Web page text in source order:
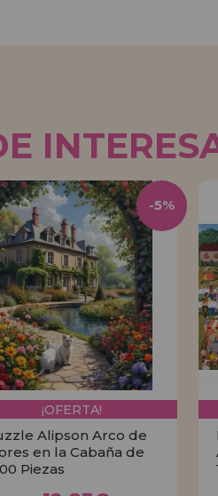
¡OFERTA!
Alipson Arco de
en la Cabaña de
Piezas
-5%